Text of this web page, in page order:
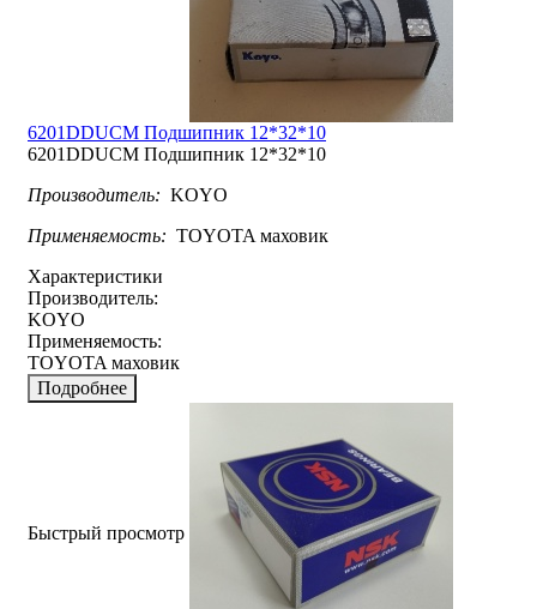
6201DDUCM Подшипник 12*32*10
6201DDUCM Подшипник 12*32*10
Производитель: KOYO
Применяемость: ТOYOTA маховик
Характеристики
Производитель:
KOYO
Применяемость:
ТOYOTA маховик
Подробнее
Быстрый просмотр